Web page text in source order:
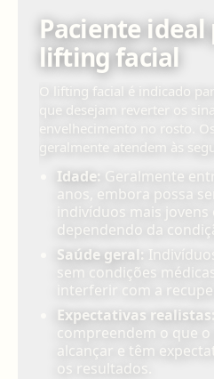
Paciente
lifting facial
O lifting facial é indicado
que desejam reverter os
envelhecimento no rosto.
geralmente atendem às
Idade: Geralmente
anos, embora possa
indivíduos mais jovens
dependendo da
Saúde geral:
sem condições
interferir com a
Expectativas realistas:
compreendem o que
alcançar e têm
os resultados.